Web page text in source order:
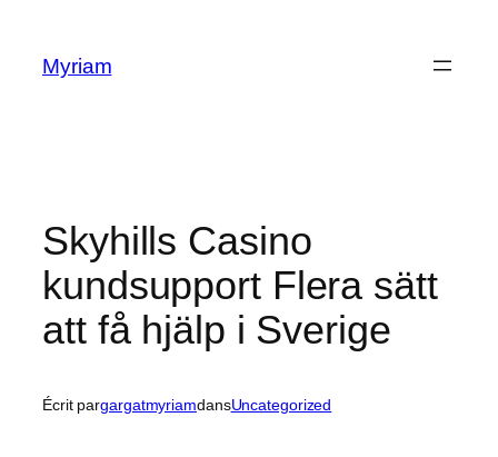
Myriam
Skyhills Casino
kundsupport Flera sätt
att få hjälp i Sverige
Écrit pargargatmyriamdansUncategorized